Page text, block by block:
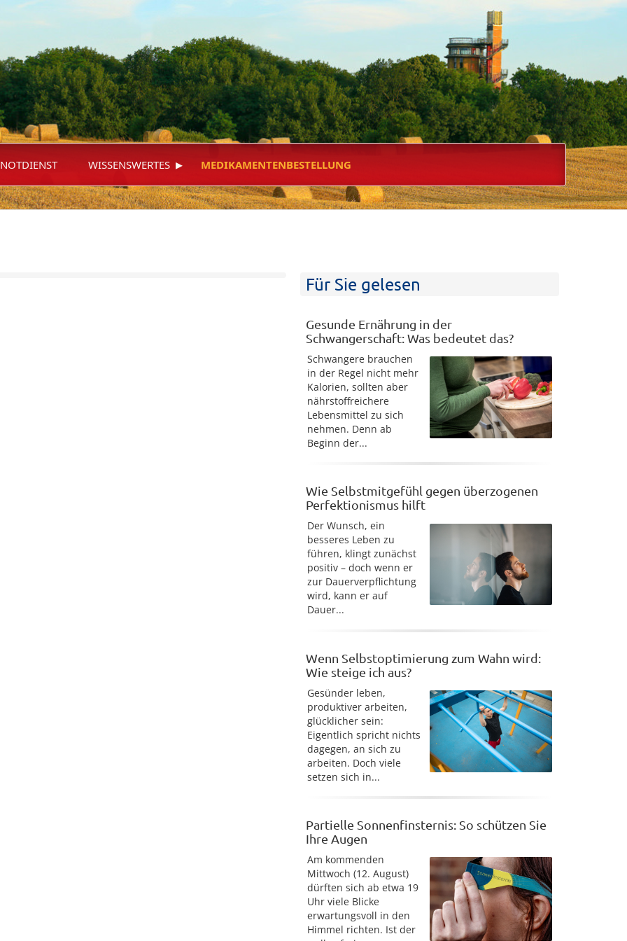
NOTDIENST WISSENSWERTES ▸ MEDIKAMENTENBESTELLUNG
Für Sie gelesen
Gesunde Ernährung in der
Schwangerschaft: Was bedeutet das?
Schwangere brauchen
in der Regel nicht mehr
Kalorien, sollten aber
nährstoffreichere
Lebensmittel zu sich
nehmen. Denn ab
Beginn der...
Wie Selbstmitgefühl gegen überzogenen
Perfektionismus hilft
Der Wunsch, ein
besseres Leben zu
führen, klingt zunächst
positiv – doch wenn er
zur Dauerverpflichtung
wird, kann er auf
Dauer...
Wenn Selbstoptimierung zum Wahn wird:
Wie steige ich aus?
Gesünder leben,
produktiver arbeiten,
glücklicher sein:
Eigentlich spricht nichts
dagegen, an sich zu
arbeiten. Doch viele
setzen sich in...
Partielle Sonnenfinsternis: So schützen Sie
Ihre Augen
Am kommenden
Mittwoch (12. August)
dürften sich ab etwa 19
Uhr viele Blicke
erwartungsvoll in den
Himmel richten. Ist der